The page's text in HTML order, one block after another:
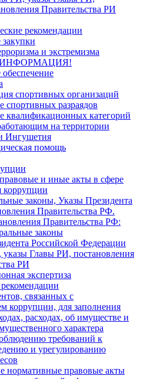
Правительства РИ
рекомендации
закупки
и экстремизма
спортивных организаций
спортивных разраядов
квалификационных категорий
на территории
Ингушетия
помощь
и иные акты в сфере
коррупции
законы, Указы Президента
Правительства РФ.
Правительства РФ:
законы
Российской Федерации
Главы РИ, постановления
РИ
экспертиза
связанных с
коррупции, для заполнения
расходах, об имуществе и
характера
требований к
и урегулированию
нормативные правовые акты